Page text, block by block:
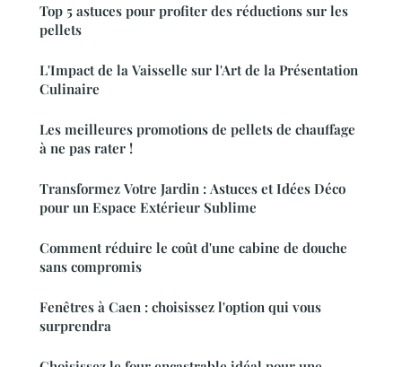
Top 5 astuces pour profiter des réductions sur les
pellets
L'Impact de la Vaisselle sur l'Art de la Présentation
Culinaire
Les meilleures promotions de pellets de chauffage
à ne pas rater !
Transformez Votre Jardin : Astuces et Idées Déco
pour un Espace Extérieur Sublime
Comment réduire le coût d'une cabine de douche
sans compromis
Fenêtres à Caen : choisissez l'option qui vous
surprendra